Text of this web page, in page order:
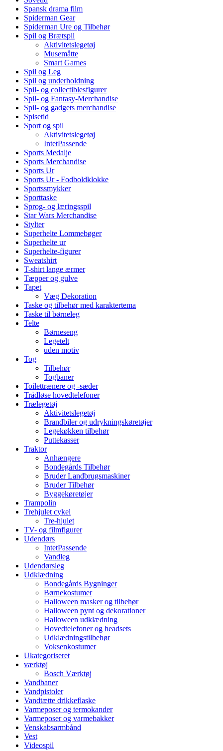
Spansk drama film
Spiderman Gear
Spiderman Ure og Tilbehør
Spil og Brætspil
Aktivitetslegetøj
Musemåtte
Smart Games
Spil og Leg
Spil og underholdning
Spil- og collectiblesfigurer
Spil- og Fantasy-Merchandise
Spil- og gadgets merchandise
Spisetid
Sport og spil
Aktivitetslegetøj
IntetPassende
Sports Medalje
Sports Merchandise
Sports Ur
Sports Ur - Fodboldklokke
Sportssmykker
Sporttaske
Sprog- og læringsspil
Star Wars Merchandise
Stylter
Superhelte Lommebøger
Superhelte ur
Superhelte-figurer
Sweatshirt
T-shirt lange ærmer
Tæpper og gulve
Tapet
Væg Dekoration
Taske og tilbehør med karaktertema
Taske til børneleg
Telte
Børneseng
Legetelt
uden motiv
Tog
Tilbehør
Togbaner
Toilettrænere og -sæder
Trådløse hovedtelefoner
Trælegetøj
Aktivitetslegetøj
Brandbiler og udrykningskøretøjer
Legekøkken tilbehør
Puttekasser
Traktor
Anhængere
Bondegårds Tilbehør
Bruder Landbrugsmaskiner
Bruder Tilbehør
Byggekøretøjer
Trampolin
Trehjulet cykel
Tre-hjulet
TV- og filmfigurer
Udendørs
IntetPassende
Vandleg
Udendørsleg
Udklædning
Bondegårds Bygninger
Børnekostumer
Halloween masker og tilbehør
Halloween pynt og dekorationer
Halloween udklædning
Hovedtelefoner og headsets
Udklædningstilbehør
Voksenkostumer
Ukategoriseret
værktøj
Bosch Værktøj
Vandbaner
Vandpistoler
Vandtætte drikkeflaske
Varmeposer og termokander
Varmeposer og varmebakker
Venskabsarmbånd
Vest
Videospil